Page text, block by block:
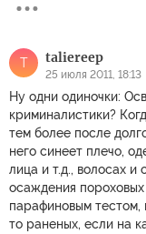
T taliereep
25 июля 2011, 18:13
Ну одни одиночки:
криминалистики?
тем более после
него синеет плечо,
лица и т.д., волосах и
осаждения
парафиновым тестом,
то раненых, если на